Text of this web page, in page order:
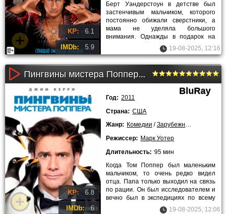
KP: 6.1
IMDb: 5.9
Берт Уандерстоун в детстве был
застенчивым мальчиком, которого
постоянно обижали сверстники, а
мама не уделяла большого
внимания. Однажды в подарок на
день рождения Берт получил набор
19-08-2025, 12:16
Пингвины мистера Поппера (2011)
KP: 6.8
IMDb: 6
BluRay
Год: 2011
Страна: США
Жанр: Комедии /Зарубежные
Режиссер: Марк Уотер
Длительность: 95 мин
Когда Том Поппер был маленьким
мальчиком, то очень редко видел
отца. Папа только выходил на связь
по рации. Он был исследователем и
вечно был в экспедициях по всему
миру в поисках новых 19-08-2025, 12:06